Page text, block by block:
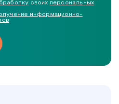
своих персональных
информационно-